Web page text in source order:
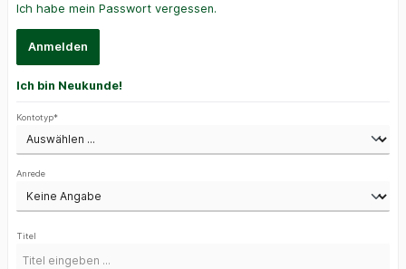
Ich habe mein Passwort vergessen.
Anmelden
Ich bin Neukunde!
Kontotyp*
Anrede
Titel